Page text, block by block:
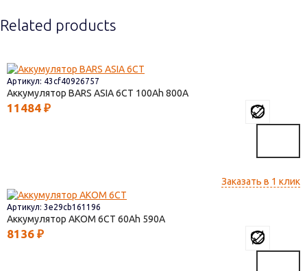
Related products
Артикул: 43cf40926757
Аккумулятор BARS ASIA 6CT 100 800
11484 ₽
Заказать в 1 клик
Артикул: 3e29cb161196
Аккумулятор AКОМ 6СТ 60 590
8136 ₽